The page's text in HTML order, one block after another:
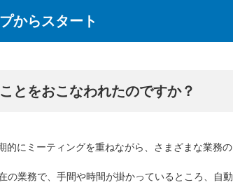
からスタート
とをおこなわれたのですか？
にミーティングを重ねながら、さまざまな業務
の業務で、手間や時間が掛かっているところ、自